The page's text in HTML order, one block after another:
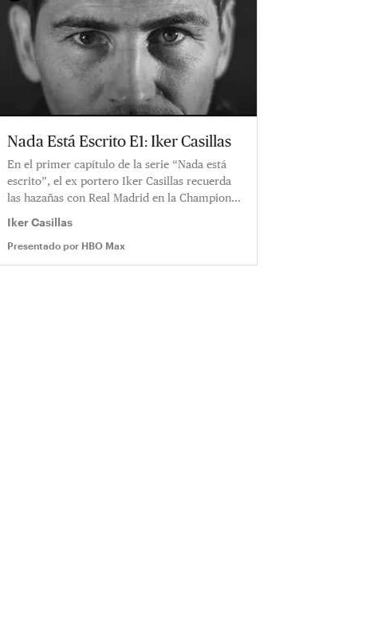
Nada Está Escrito E1: Iker Casillas
En el primer capítulo de la serie “Nada está
escrito”, el ex portero Iker Casillas recuerda
las hazañas con Real Madrid en la Champions
League y comparte sus expectativas sobre la
Iker Casillas
Presentado por HBO Max